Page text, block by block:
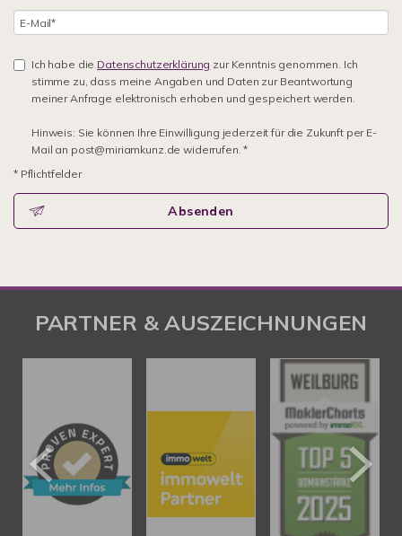
Ich habe die Datenschutzerklärung zur Kenntnis genommen. Ich
stimme zu, dass meine Angaben und Daten zur Beantwortung
meiner Anfrage elektronisch erhoben und gespeichert werden.
Hinweis: Sie können Ihre Einwilligung jederzeit für die Zukunft per E-
Mail an post@miriamkunz.de widerrufen. *
* Pflichtfelder
Absenden
PARTNER & AUSZEICHNUNGEN